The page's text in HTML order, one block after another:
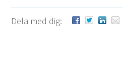
Dela med dig: